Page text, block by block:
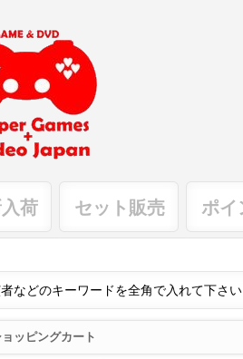
荷 セット販売 ポイ
ョッピングカート